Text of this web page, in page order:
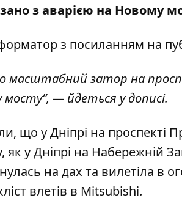
з аварією на Новому
з посиланням на
масштабний затор на
— йдеться у дописі.
що у Дніпрі на проспекті
як у Дніпрі на Набережній
на дах та вилетіла в
влетів в Mitsubishi.